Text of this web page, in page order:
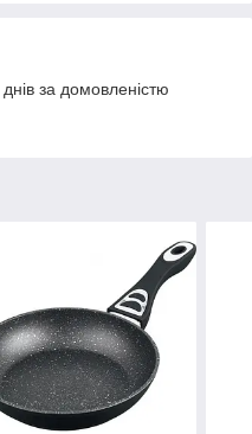
за домовленістю